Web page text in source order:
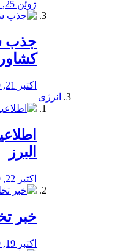
ژوئن 25, 2020
جذب
اکتبر 21, 2019
انرژی
البرز
اکتبر 22, 2019
خبر
اکتبر 19, 2019